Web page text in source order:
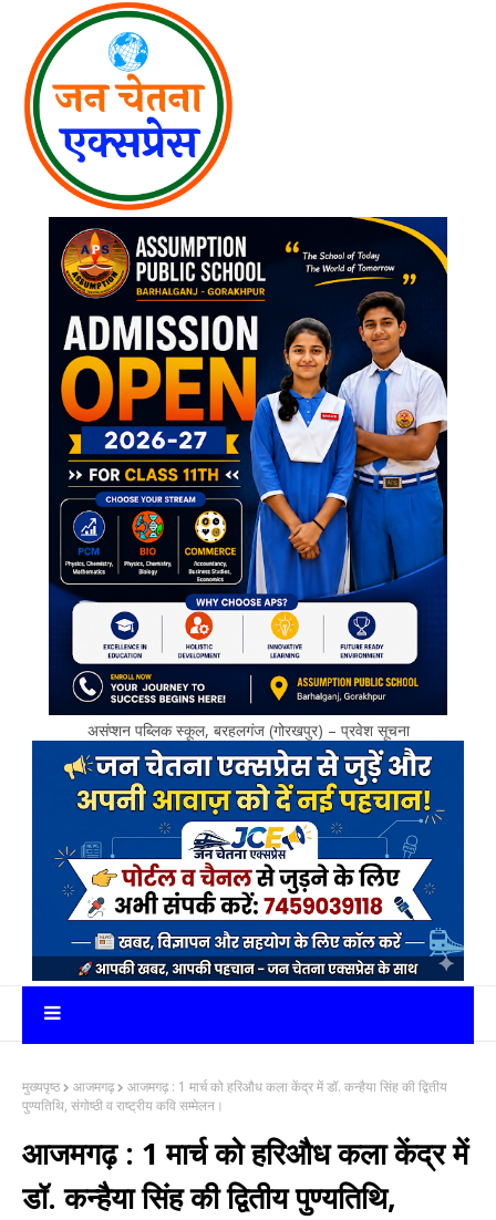
असंप्शन पब्लिक स्कूल, बरहलगंज (गोरखपुर) – प्रवेश सूचना
मुख्यपृष्ठ आजमगढ़
आजमगढ़ : 1 मार्च को हरिऔध कला केंद्र में डॉ. कन्हैया सिंह की द्वितीय
पुण्यतिथि, संगोष्ठी व राष्ट्रीय कवि सम्मेलन।
आजमगढ़ : 1 मार्च को हरिऔध कला केंद्र में
डॉ. कन्हैया सिंह की द्वितीय पुण्यतिथि,